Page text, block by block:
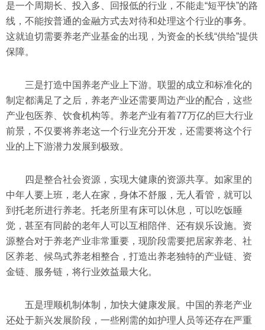
是一个周期长、投入多、回报低的行业，不能走“短平快”的路
线，不能按普通的金融方式去对待和处理这个行业的事务。
这就迫切需要养老产业基金的出现，为资金的长线“供给”提供
保障。
三是打造中国养老产业上下游。联盟的成立和标准化的
制定都满足了之后，养老产业还需要周边产业的配合，这些
产业包医养、饮食机构等。养老产业有着77万亿的巨大行业
前景，不仅要将养老这一个行业充分开发，还需要将这个行
业的上下游潜力发展到极致。
四是整合社会资源，实现大健康的资源共享。如家里的
中年人要上班，老人在家，身体不舒服，无人看管，就可以
到托老所进行养老。托老所里有床可以休息，可以吃饭睡
觉，甚至有同龄的老年人可以互相陪伴、还有娱乐设施。资
源整合对于养老产业非常重要，现阶段需要把居家养老、社
区养老、候鸟式养老相整合，打造出养老独特的产业链、资
金链、服务链，将行业效益最大化。
五是理顺机制体制，加快大健康发展。中国的养老产业
还处于新兴发展阶段，一些刚需的如护理人员等还存在严重